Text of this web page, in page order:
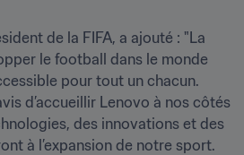
de la FIFA, a ajouté : "La
le football dans le monde
pour tout un chacun.
d’accueillir Lenovo à nos côtés
des innovations et des
à l’expansion de notre sport.